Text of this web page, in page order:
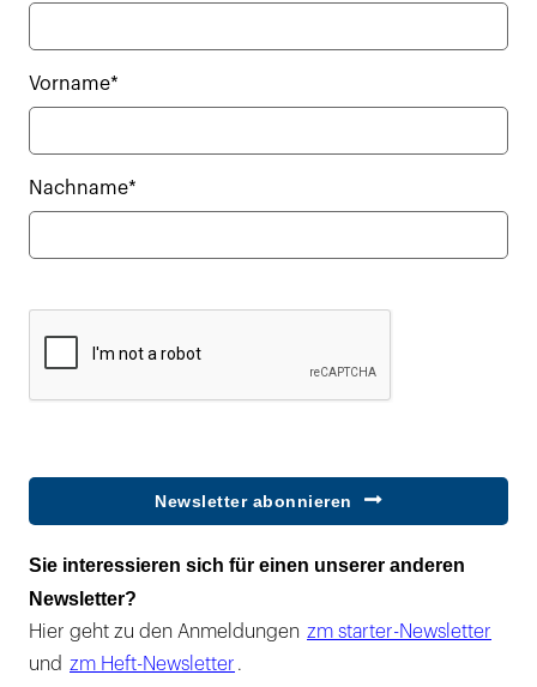
Vorname*
Nachname*
Newsletter abonnieren
Sie interessieren sich für einen unserer anderen
Newsletter?
Hier geht zu den Anmeldungen zm starter-Newsletter
und zm Heft-Newsletter .